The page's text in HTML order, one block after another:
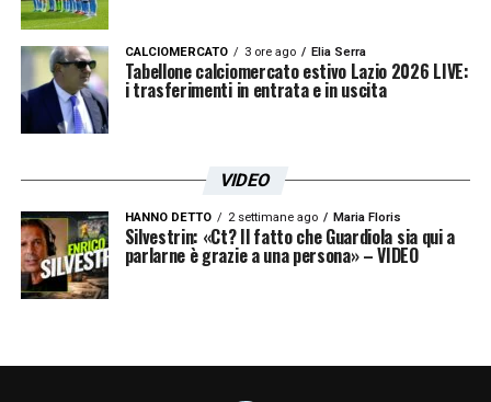
CALCIOMERCATO 3 ore ago Elia Serra
Tabellone calciomercato estivo Lazio 2026 LIVE:
i trasferimenti in entrata e in uscita
VIDEO
HANNO DETTO 2 settimane ago Maria Floris
Silvestrin: «Ct? Il fatto che Guardiola sia qui a
parlarne è grazie a una persona» – VIDEO